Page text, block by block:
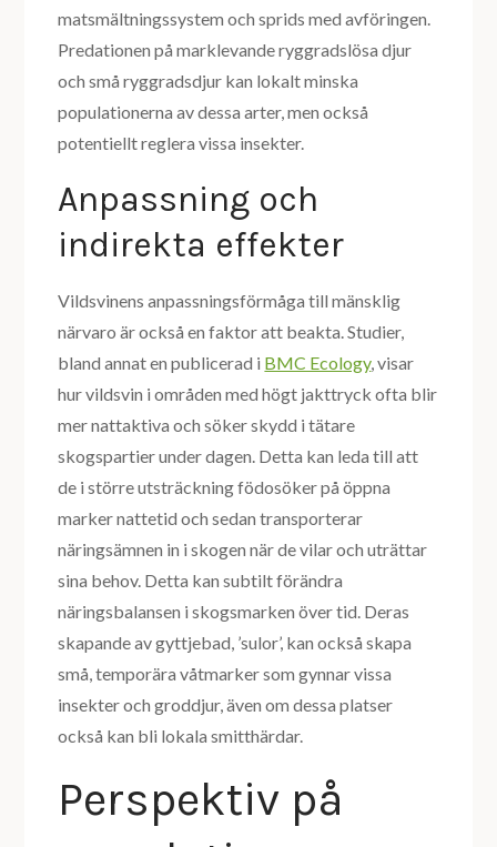
matsmältningssystem och sprids med avföringen.
Predationen på marklevande ryggradslösa djur
och små ryggradsdjur kan lokalt minska
populationerna av dessa arter, men också
potentiellt reglera vissa insekter.
Anpassning och
indirekta effekter
Vildsvinens anpassningsförmåga till mänsklig
närvaro är också en faktor att beakta. Studier,
bland annat en publicerad i BMC Ecology, visar
hur vildsvin i områden med högt jakttryck ofta blir
mer nattaktiva och söker skydd i tätare
skogspartier under dagen. Detta kan leda till att
de i större utsträckning födosöker på öppna
marker nattetid och sedan transporterar
näringsämnen in i skogen när de vilar och uträttar
sina behov. Detta kan subtilt förändra
näringsbalansen i skogsmarken över tid. Deras
skapande av gyttjebad, ’sulor’, kan också skapa
små, temporära våtmarker som gynnar vissa
insekter och groddjur, även om dessa platser
också kan bli lokala smitthärdar.
Perspektiv på